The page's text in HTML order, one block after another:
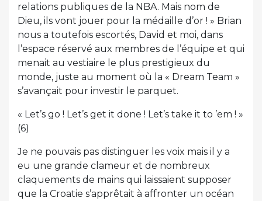
relations publiques de la NBA. Mais nom de
Dieu, ils vont jouer pour la médaille d’or ! » Brian
nous a toutefois escortés, David et moi, dans
l’espace réservé aux membres de l’équipe et qui
menait au vestiaire le plus prestigieux du
monde, juste au moment où la « Dream Team »
s’avançait pour investir le parquet.
« Let’s go ! Let’s get it done ! Let’s take it to ’em ! »
(6)
Je ne pouvais pas distinguer les voix mais il y a
eu une grande clameur et de nombreux
claquements de mains qui laissaient supposer
que la Croatie s’apprêtait à affronter un océan